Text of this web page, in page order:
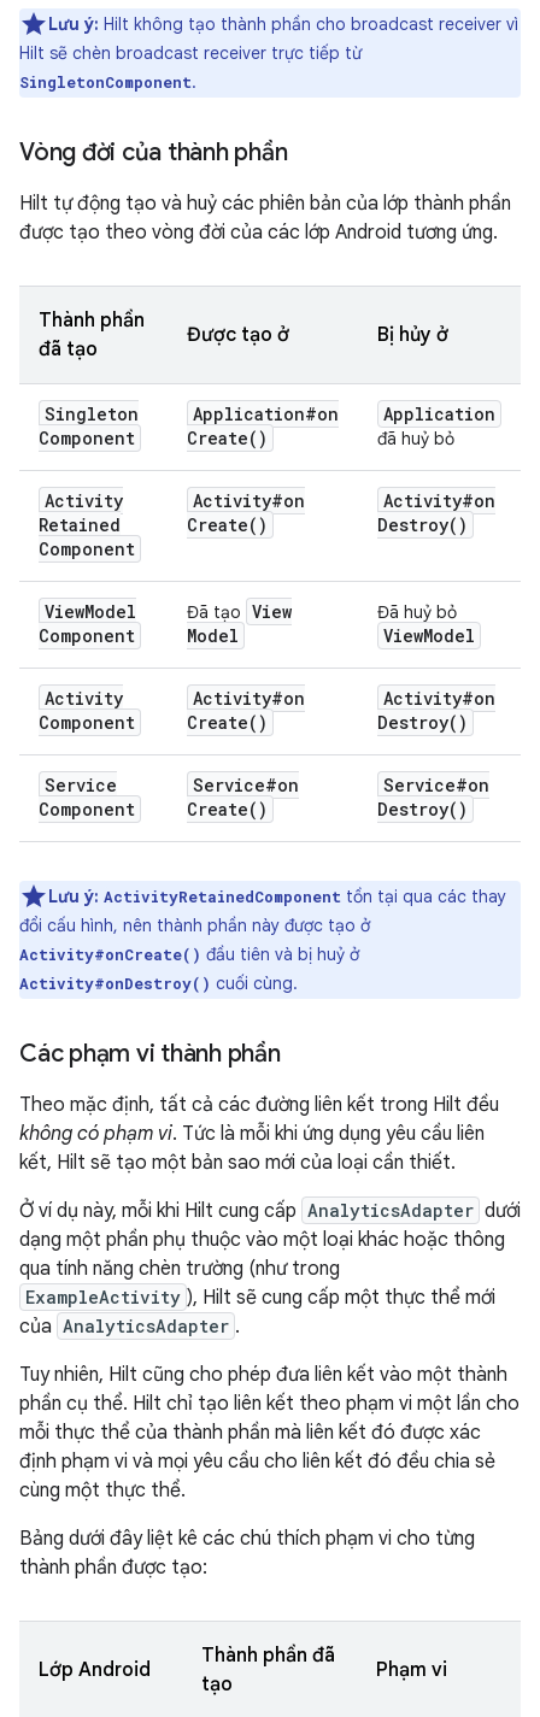
Lưu ý: Hilt không tạo thành phần cho broadcast receiver vì
Hilt sẽ chèn broadcast receiver trực tiếp từ
SingletonComponent.
Vòng đời của thành phần
Hilt tự động tạo và huỷ các phiên bản của lớp thành phần
được tạo theo vòng đời của các lớp Android tương ứng.
Thành phần
đã tạo
Được tạo ở Bị hủy ở
Singleton
Component
Application#on
Create( )
Application
đã huỷ bỏ
Activity
Retained
Component
Activity#on
Create( )
Activity#on
Destroy( )
ViewModel
Component
Đã tạo View
Model
Đã huỷ bỏ
ViewModel
Activity
Component
Activity#on
Create( )
Activity#on
Destroy( )
Service
Component
Service#on
Create( )
Service#on
Destroy( )
Lưu ý: ActivityRetainedComponent tồn tại qua các thay
đổi cấu hình, nên thành phần này được tạo ở
Activity#onCreate() đầu tiên và bị huỷ ở
Activity#onDestroy() cuối cùng.
Các phạm vi thành phần
Theo mặc định, tất cả các đường liên kết trong Hilt đều
không có phạm vi. Tức là mỗi khi ứng dụng yêu cầu liên
kết, Hilt sẽ tạo một bản sao mới của loại cần thiết.
Ở ví dụ này, mỗi khi Hilt cung cấp AnalyticsAdapter dưới
dạng một phần phụ thuộc vào một loại khác hoặc thông
qua tính năng chèn trường (như trong
ExampleActivity ), Hilt sẽ cung cấp một thực thể mới
của AnalyticsAdapter .
Tuy nhiên, Hilt cũng cho phép đưa liên kết vào một thành
phần cụ thể. Hilt chỉ tạo liên kết theo phạm vi một lần cho
mỗi thực thể của thành phần mà liên kết đó được xác
định phạm vi và mọi yêu cầu cho liên kết đó đều chia sẻ
cùng một thực thể.
Bảng dưới đây liệt kê các chú thích phạm vi cho từng
thành phần được tạo:
Lớp Android
Thành phần đã
tạo
Phạm vi